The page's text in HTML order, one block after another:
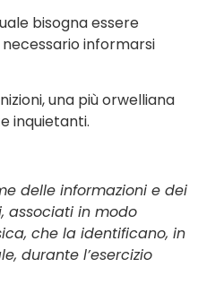
bisogna essere
informarsi
una più orwelliana
inquietanti.
delle informazioni e dei
associati in modo
che la identificano, in
durante l’esercizio